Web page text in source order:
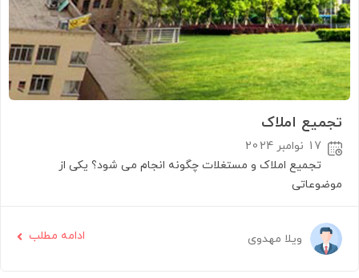
تجمیع املاک
17 نوامبر 2024
تجمیع املاک و مستغلات چگونه انجام می شود؟ یکی از
موضوعاتی
ویلا مهدوی ادامه مطلب